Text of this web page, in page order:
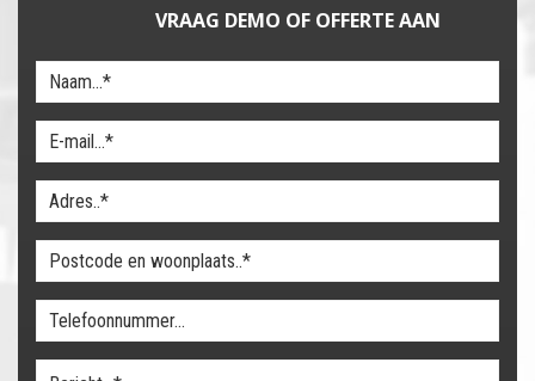
Nieuws
Contact
VRAAG DEMO OF OFFERTE AAN